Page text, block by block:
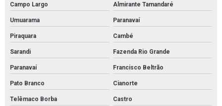
Campo Largo Almirante Tamandaré
Umuarama Paranavaí
Piraquara Cambé
Sarandi Fazenda Rio Grande
Paranavaí Francisco Beltrão
Pato Branco Cianorte
Telêmaco Borba Castro